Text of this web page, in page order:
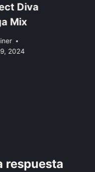
Diva
Mix
2024
respuesta